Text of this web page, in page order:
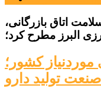
اتاق بازرگانی،
البرز مطرح کرد؛
موردنیاز کشور؛
تولید دارو